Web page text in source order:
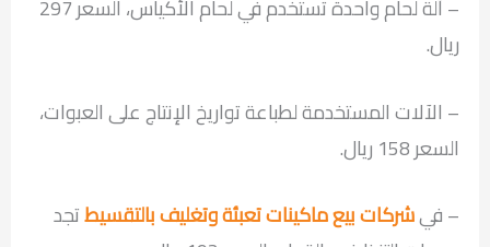
– آلة لحام واحدة تستخدم في لحام الأكياس، السعر 297
ريال.
– الآلات المستخدمة لطباعة تواريخ الإنتاج على العبوات،
السعر 158 ريال.
– فيشركات بيع ماكينات تعبئة وتغليف بالتقسيطتجد